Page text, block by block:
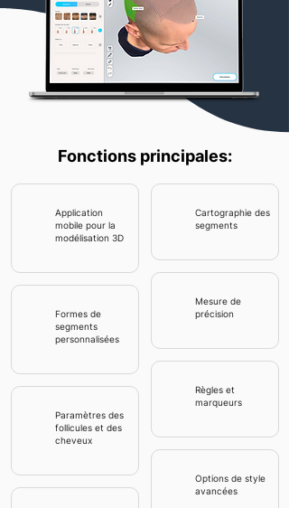
Fonctions principales:
Application
mobile pour la
modélisation 3D
Formes de
segments
personnalisées
Paramètres des
follicules et des
cheveux
Cartographie des
segments
Mesure de
précision
Règles et
marqueurs
Options de style
avancées